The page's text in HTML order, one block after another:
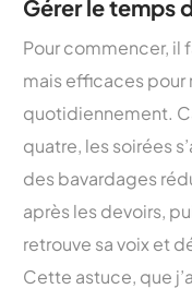
Gérer le temps
Pour commencer, il
mais efficaces pour
quotidiennement.
quatre, les soirées
des bavardages
après les devoirs,
retrouve sa voix et
Cette astuce, que